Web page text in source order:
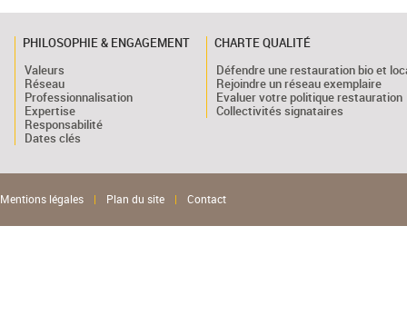
PHILOSOPHIE & ENGAGEMENT
Valeurs
Réseau
Professionnalisation
Expertise
Responsabilité
Dates clés
CHARTE QUALITÉ
Défendre une restauration bio et
Rejoindre un réseau exemplaire
Evaluer votre politique restauration
Collectivités signataires
Mentions légales | Plan du site | Contact